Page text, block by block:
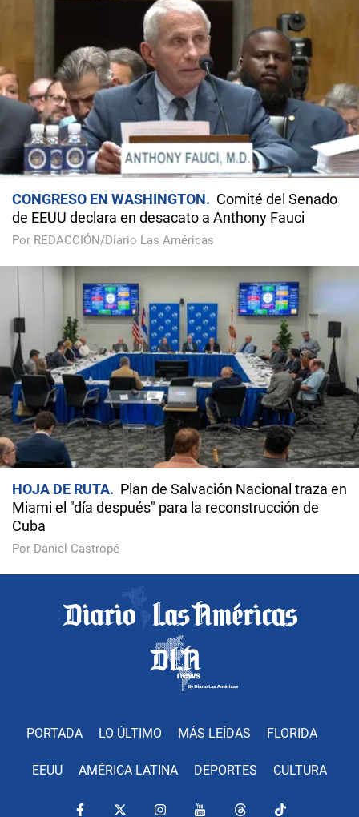
CONGRESO EN WASHINGTON
Comité del Senado
de EEUU declara en desacato a Anthony Fauci
Por REDACCIÓN/Diario Las Américas
HOJA DE RUTA
Plan de Salvación Nacional traza en
Miami el "día después" para la reconstrucción de
Cuba
Por Daniel Castropé
PORTADA LO ÚLTIMO MÁS LEÍDAS FLORIDA
EEUU AMÉRICA LATINA DEPORTES CULTURA